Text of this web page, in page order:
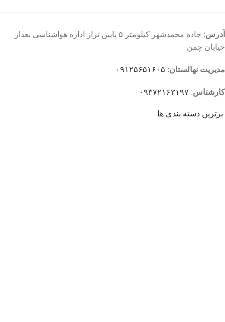
آدرس
: جاده محمدشهر کیلومتر ۵ پایین تراز اداره هواشناسی بعداز
خیابان چمن
مدیریت نهالستان: ۰۹۱۲۵۶۵۱۶۰۵
کارشناس: ۰۹۳۷۲۱۶۳۱۹۷
برترین دسته بندی ها